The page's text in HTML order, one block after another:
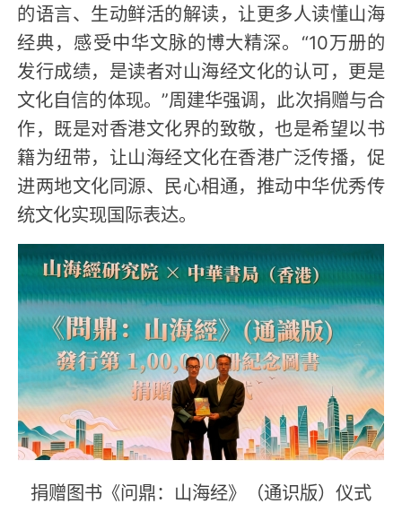
的语言、生动鲜活的解读，让更多人读懂山海
经典，感受中华文脉的博大精深。“10万册的
发行成绩，是读者对山海经文化的认可，更是
文化自信的体现。”周建华强调，此次捐赠与合
作，既是对香港文化界的致敬，也是希望以书
籍为纽带，让山海经文化在香港广泛传播，促
进两地文化同源、民心相通，推动中华优秀传
统文化实现国际表达。
捐赠图书《问鼎：山海经》（通识版）仪式